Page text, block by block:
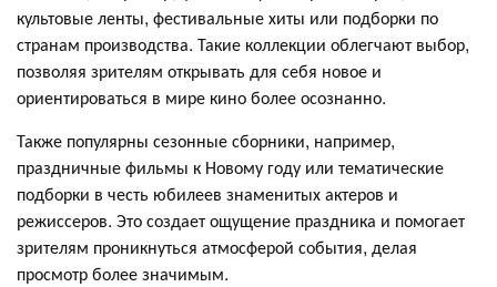
культовые ленты, фестивальные хиты или подборки по
странам производства. Такие коллекции облегчают выбор,
позволяя зрителям открывать для себя новое и
ориентироваться в мире кино более осознанно.
Также популярны сезонные сборники, например,
праздничные фильмы к Новому году или тематические
подборки в честь юбилеев знаменитых актеров и
режиссеров. Это создает ощущение праздника и помогает
зрителям проникнуться атмосферой события, делая
просмотр более значимым.